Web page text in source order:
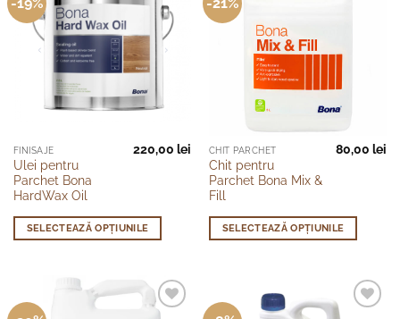
FINISAJE
Ulei pentru
Parchet Bona
HardWax Oil
220,00 lei
SELECTEAZĂ OPȚIUNILE
Acest
produs
are
multe
fi
CHIT PARCHET
Chit pentru
Parchet Bona Mix &
Fill
80,00 lei
SELECTEAZĂ OPȚIUNILE
Acest
produs
are
multe
fi